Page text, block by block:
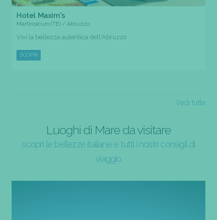
Hotel Maxim's
Martinsicuro (TE) / Abruzzo
Vivi la bellezza autentica dell'Abruzzo
SCOPRI
Vedi tutte
Luoghi di Mare da visitare
scopri le bellezze italiane e tutti i nostri consigli di
viaggio